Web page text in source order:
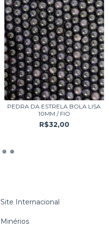
PEDRA DA ESTRELA BOLA LISA
10MM / FIO
R$32,00
Site Internacional
Minérios